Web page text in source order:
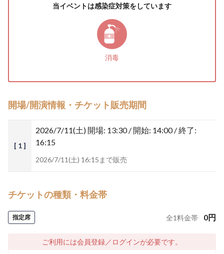
当イベントは感染症対策をしています
消毒
開場/開演情報・チケット販売期間
[ 1 ]
2026/7/11(土) 開場: 13:30 / 開始: 14:00 / 終了:
16:15
2026/7/11(土) 16:15まで販売
チケットの種類・料金帯
指定席 全1料金帯 0円
ご利用には会員登録／ログインが必要です。